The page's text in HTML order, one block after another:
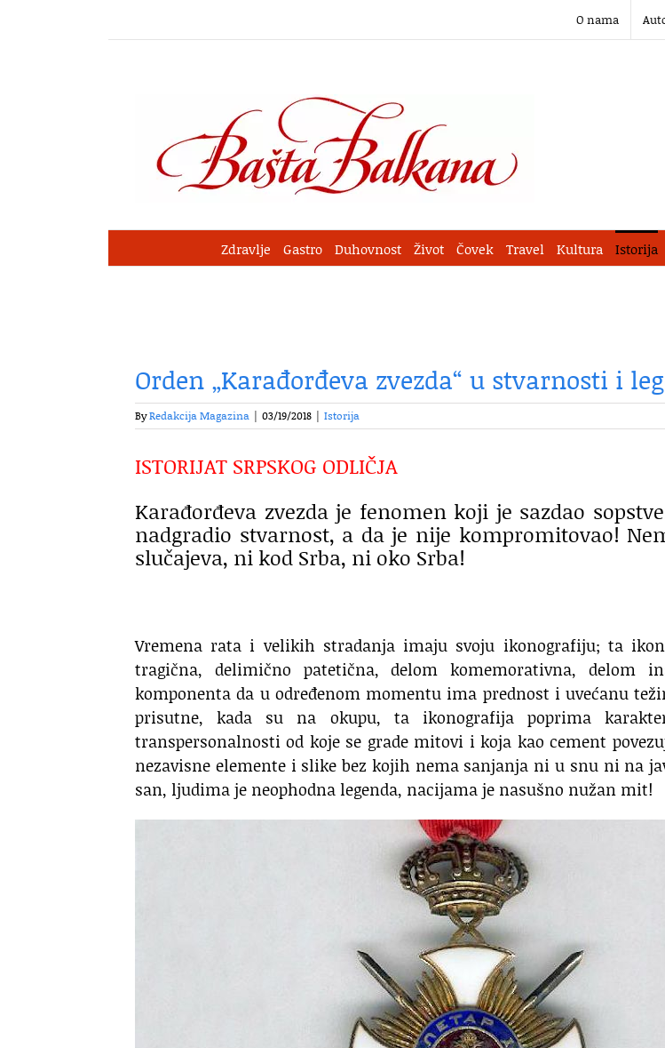
O nama
Zdravlje Gastro Duhovnost Život Čovek Travel Kultura Istorija
Orden „Karađorđeva zvezda“ u stvarnosti i
ByRedakcija Magazina | 03/19/2018 | Istorija
ISTORIJAT SRPSKOG ODLIČJA
Karađorđeva zvezda je fenomen koji je sazdao
nadgradio stvarnost, a da je nije kompromitovao!
slučajeva, ni kod Srba, ni oko Srba!
Vremena rata i velikih stradanja imaju svoju ikonografiju; ta
tragična, delimično patetična, delom komemorativna, delom
komponenta da u određenom momentu ima prednost i uvećanu
prisutne, kada su na okupu, ta ikonografija poprima
transpersonalnosti od koje se grade mitovi i koja kao cement
nezavisne elemente i slike bez kojih nema sanjanja ni u snu ni na
san, ljudima je neophodna legenda, nacijama je nasušno nužan mit!